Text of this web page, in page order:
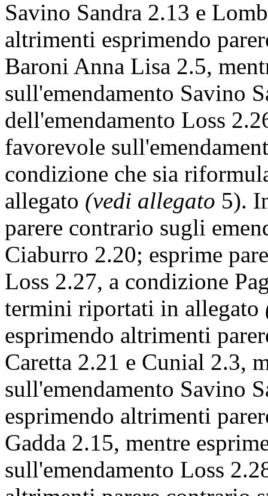
Savino Sandra 2.13 e
altrimenti esprimendo
Baroni Anna Lisa 2.5,
sull'emendamento Savino
dell'emendamento Loss
favorevole
condizione che sia
allegato (vedi allegato 5).
parere contrario sugli
Ciaburro 2.20; esprime
Loss 2.27, a condizione
termini riportati in allegato
esprimendo altrimenti
Caretta 2.21 e Cunial 2.3,
sull'emendamento Savino
esprimendo altrimenti
Gadda 2.15, mentre
sull'emendamento Loss